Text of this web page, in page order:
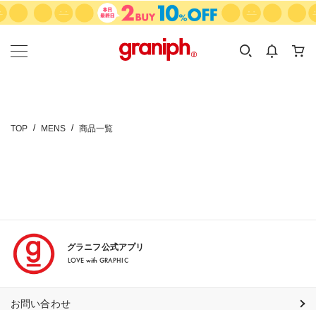
カテゴリーから探す
KIDS
カテゴリ
サイズ
TOP MENS 商品一覧
グラニフ公式アプリ
LOVE with GRAPHIC
お問い合わせ